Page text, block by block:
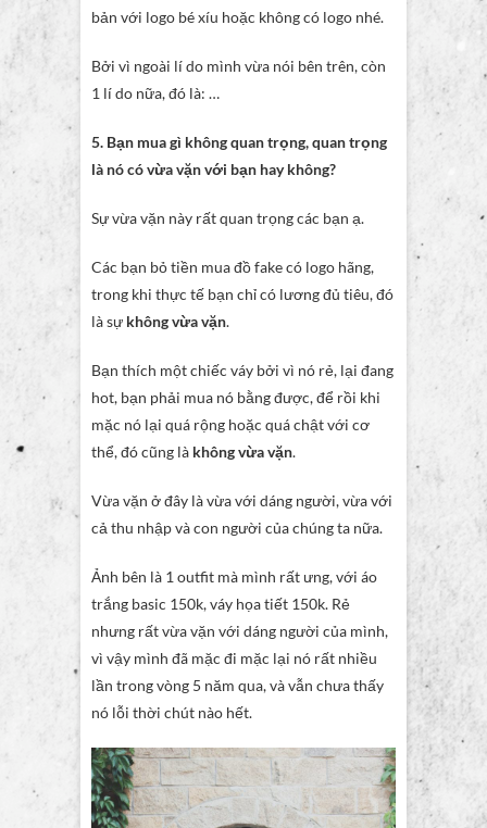
bản với logo bé xíu hoặc không có logo nhé.
Bởi vì ngoài lí do mình vừa nói bên trên, còn
1 lí do nữa, đó là: …
5. Bạn mua gì không quan trọng, quan trọng
là nó có vừa vặn với bạn hay không?
Sự vừa vặn này rất quan trọng các bạn ạ.
Các bạn bỏ tiền mua đồ fake có logo hãng,
trong khi thực tế bạn chỉ có lương đủ tiêu, đó
là sự không vừa vặn.
Bạn thích một chiếc váy bởi vì nó rẻ, lại đang
hot, bạn phải mua nó bằng được, để rồi khi
mặc nó lại quá rộng hoặc quá chật với cơ
thể, đó cũng là không vừa vặn.
Vừa vặn ở đây là vừa với dáng người, vừa với
cả thu nhập và con người của chúng ta nữa.
Ảnh bên là 1 outfit mà mình rất ưng, với áo
trắng basic 150k, váy họa tiết 150k. Rẻ
nhưng rất vừa vặn với dáng người của mình,
vì vậy mình đã mặc đi mặc lại nó rất nhiều
lần trong vòng 5 năm qua, và vẫn chưa thấy
nó lỗi thời chút nào hết.